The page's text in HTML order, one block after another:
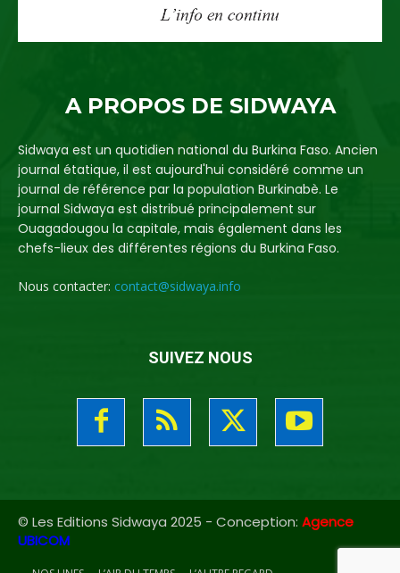
A PROPOS DE SIDWAYA
Sidwaya est un quotidien national du Burkina Faso. Ancien
journal étatique, il est aujourd'hui considéré comme un
journal de référence par la population Burkinabè. Le
journal Sidwaya est distribué principalement sur
Ouagadougou la capitale, mais également dans les
chefs-lieux des différentes régions du Burkina Faso.
Nous contacter: contact@sidwaya.info
SUIVEZ NOUS
© Les Editions Sidwaya 2025 - Conception: Agence
UBICOM